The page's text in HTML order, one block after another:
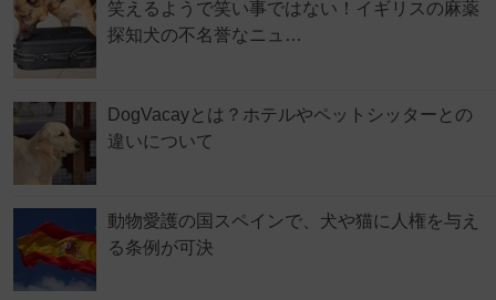
笑えるようで笑い事ではない！イギリスの麻薬
探知犬の不名誉なニュ…
DogVacayとは？ホテルやペットシッターとの
違いについて
動物愛護の国スペインで、犬や猫に人権を与え
る条例が可決